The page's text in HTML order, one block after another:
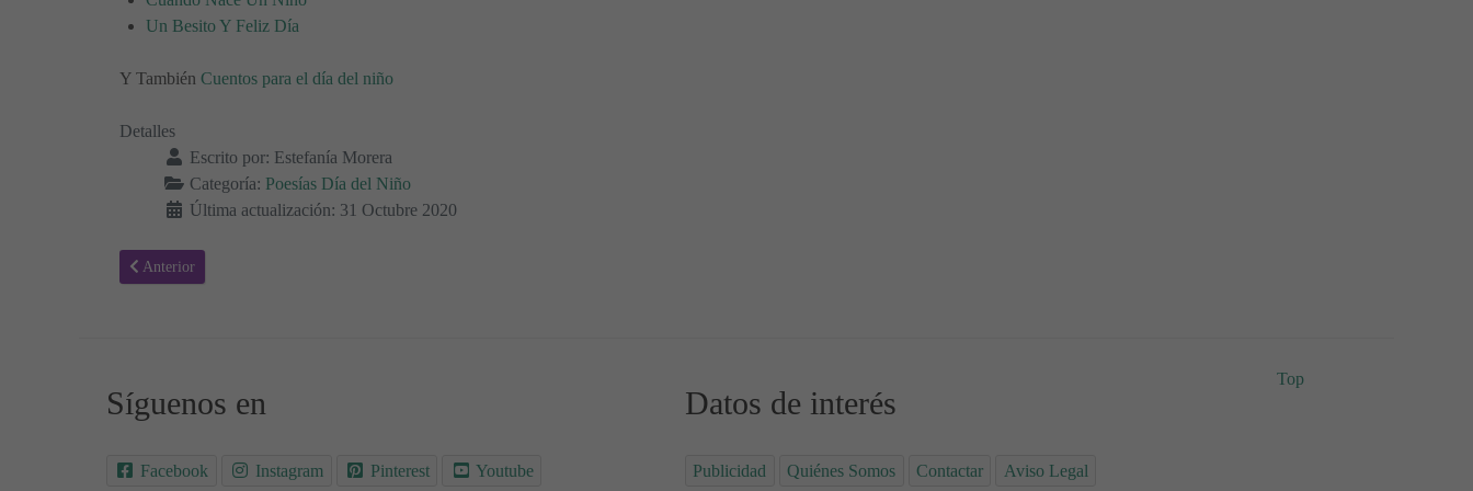
Un Besito Y Feliz Día
Y También Cuentos para el día del niño
Detalles
Escrito por: Estefanía Morera
Categoría: Poesías Día del Niño
Última actualización: 31 Octubre 2020
Artículo anterior: Soy un niño - Poesías día del niño
Anterior
Síguenos en
Facebook Instagram Pinterest Youtube
Datos de interés
Publicidad Quiénes Somos Contactar Aviso Legal
Top